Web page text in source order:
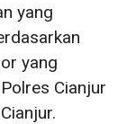
yang
yang
Cianjur